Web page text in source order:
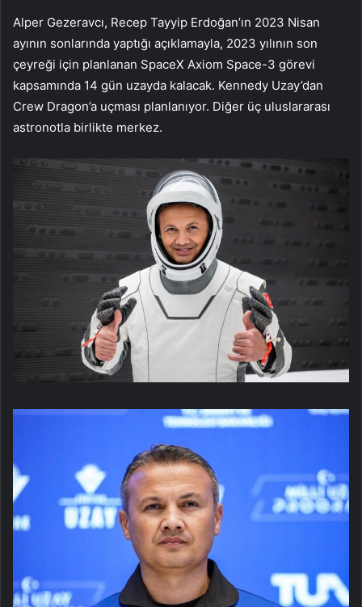
Alper Gezeravcı, Recep Tayyip Erdoğan’ın 2023 Nisan
ayının sonlarında yaptığı açıklamayla, 2023 yılının son
çeyreği için planlanan SpaceX Axiom Space-3 görevi
kapsamında 14 gün uzayda kalacak. Kennedy Uzay’dan
Crew Dragon’a uçması planlanıyor. Diğer üç uluslararası
astronotla birlikte merkez.